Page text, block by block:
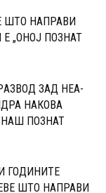
ШТО НАПРАВИ
„ОНОЈ ПОЗНАТ
ЗАД НЕА-
НАКОВА
ПОЗНАТ
ГОДИНИТЕ
ШТО НАПРАВИ